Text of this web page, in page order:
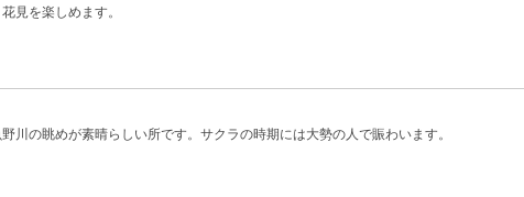
見を楽しめます。
川の眺めが素晴らしい所です。サクラの時期には大勢の人で賑わいます。